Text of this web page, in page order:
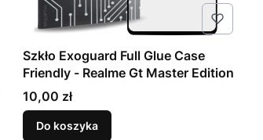
Szkło Exoguard Full Glue Case
Friendly - Realme Gt Master Edition
Cena
10,00 zł
Do koszyka